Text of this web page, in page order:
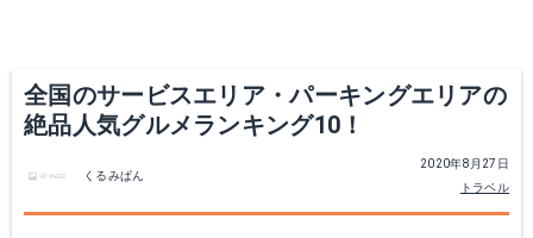
全国のサービスエリア・パーキングエリアの
絶品人気グルメランキング10！
2020年8月27日
トラベル
くるみぱん